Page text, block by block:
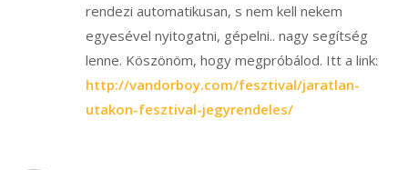
rendezi automatikusan, s nem kell nekem
egyesével nyitogatni, gépelni.. nagy segítség
lenne. Köszönöm, hogy megpróbálod. Itt a link:
http://vandorboy.com/fesztival/jaratlan-
utakon-fesztival-jegyrendeles/